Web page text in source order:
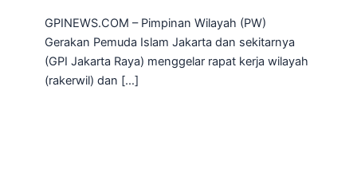
GPINEWS.COM – Pimpinan Wilayah (PW)
Gerakan Pemuda Islam Jakarta dan sekitarnya
(GPI Jakarta Raya) menggelar rapat kerja wilayah
(rakerwil) dan […]